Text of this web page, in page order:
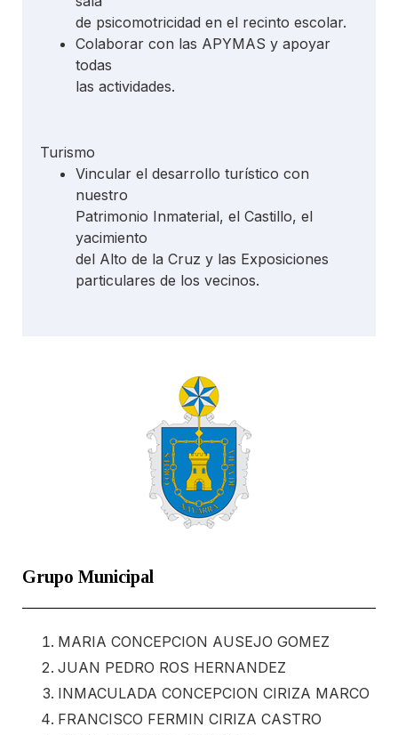
de psicomotricidad en el recinto escolar.
Colaborar con las APYMAS y apoyar
todas
las actividades.
Turismo
Vincular el desarrollo turístico con
nuestro
Patrimonio Inmaterial, el Castillo, el
yacimiento
del Alto de la Cruz y las Exposiciones
particulares de los vecinos.
Grupo Municipal
MARIA CONCEPCION AUSEJO GOMEZ
JUAN PEDRO ROS HERNANDEZ
INMACULADA CONCEPCION CIRIZA MARCO
FRANCISCO FERMIN CIRIZA CASTRO